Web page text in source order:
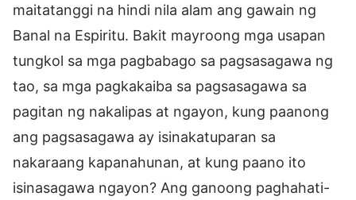
maitatanggi na hindi nila alam ang gawain ng
Banal na Espiritu. Bakit mayroong mga usapan
tungkol sa mga pagbabago sa pagsasagawa ng
tao, sa mga pagkakaiba sa pagsasagawa sa
pagitan ng nakalipas at ngayon, kung paanong
ang pagsasagawa ay isinakatuparan sa
nakaraang kapanahunan, at kung paano ito
isinasagawa ngayon? Ang ganoong paghahati-